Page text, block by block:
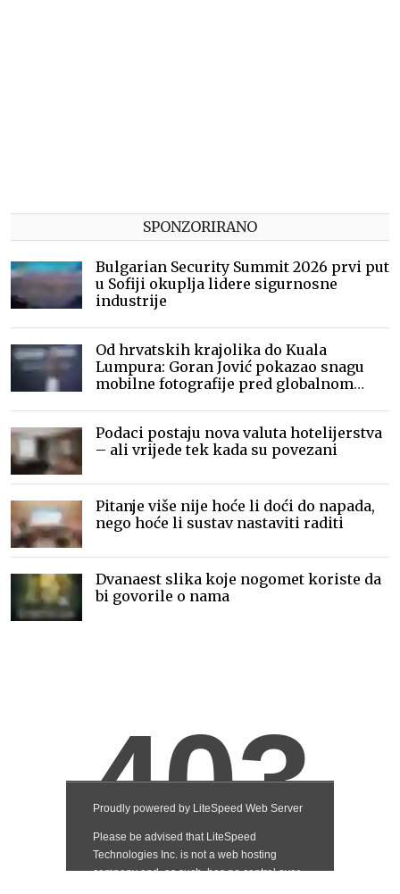
SPONZORIRANO
Bulgarian Security Summit 2026 prvi put
u Sofiji okuplja lidere sigurnosne
industrije
Od hrvatskih krajolika do Kuala
Lumpura: Goran Jović pokazao snagu
mobilne fotografije pred globalnom
Podaci postaju nova valuta hotelijerstva
– ali vrijede tek kada su povezani
Pitanje više nije hoće li doći do napada,
nego hoće li sustav nastaviti raditi
Dvanaest slika koje nogomet koriste da
bi govorile o nama